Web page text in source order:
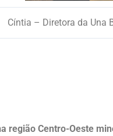
Cíntia – Diretora da Una
região Centro-Oeste